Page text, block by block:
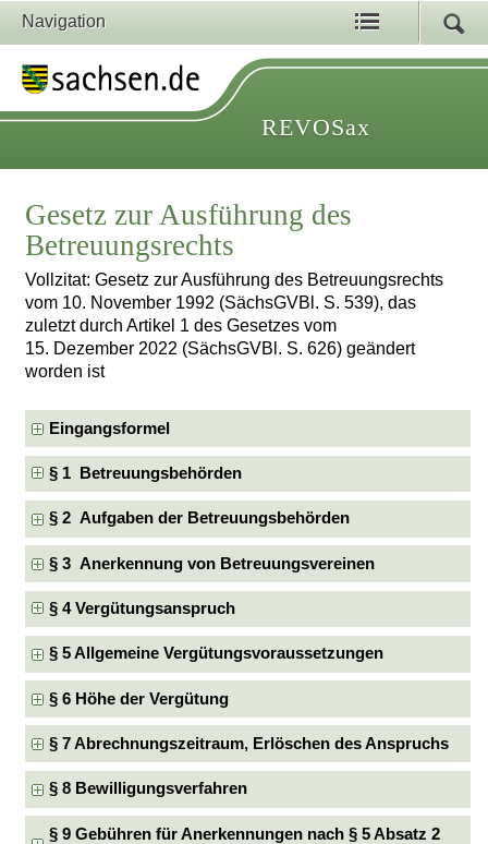
Navigation
REVOSax
Gesetz zur Ausführung des
Betreuungsrechts
Vollzitat: Gesetz zur Ausführung des Betreuungsrechts
vom 10. November 1992 (SächsGVBl. S. 539), das
zuletzt durch Artikel 1 des Gesetzes vom
15. Dezember 2022 (SächsGVBl. S. 626) geändert
worden ist
Eingangsformel
§ 1 Betreuungsbehörden
§ 2 Aufgaben der Betreuungsbehörden
§ 3 Anerkennung von Betreuungsvereinen
§ 4 Vergütungsanspruch
§ 5 Allgemeine Vergütungsvoraussetzungen
§ 6 Höhe der Vergütung
§ 7 Abrechnungszeitraum, Erlöschen des Anspruchs
§ 8 Bewilligungsverfahren
§ 9 Gebühren für Anerkennungen nach § 5 Absatz 2